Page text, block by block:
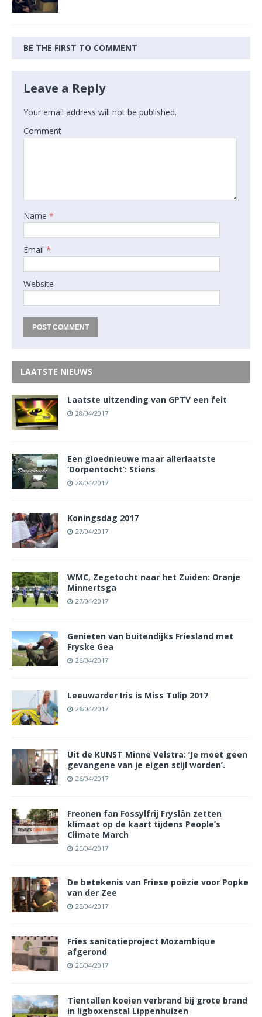
BE THE FIRST TO COMMENT
Leave a Reply
Your email address will not be published.
Comment
Name *
Email *
Website
LAATSTE NIEUWS
Laatste uitzending van GPTV een feit
28/04/2017
Een gloednieuwe maar allerlaatste
‘Dorpentocht’: Stiens
28/04/2017
Koningsdag 2017
27/04/2017
WMC, Zegetocht naar het Zuiden: Oranje
Minnertsga
27/04/2017
Genieten van buitendijks Friesland met
Fryske Gea
26/04/2017
Leeuwarder Iris is Miss Tulip 2017
26/04/2017
Uit de KUNST Minne Velstra: ‘Je moet geen
gevangene van je eigen stijl worden’.
26/04/2017
Freonen fan Fossylfrij Fryslân zetten
klimaat op de kaart tijdens People’s
Climate March
25/04/2017
De betekenis van Friese poëzie voor Popke
van der Zee
25/04/2017
Fries sanitatieproject Mozambique
afgerond
25/04/2017
Tientallen koeien verbrand bij grote brand
in ligboxenstal Lippenhuizen